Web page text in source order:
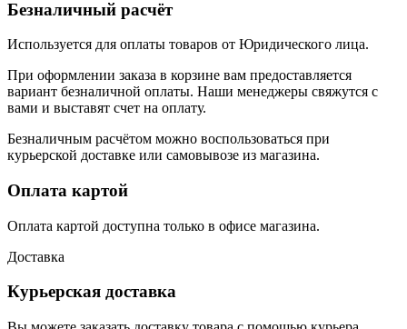
Безналичный расчёт
Используется для оплаты товаров от Юридического лица.
При оформлении заказа в корзине вам предоставляется
вариант безналичной оплаты. Наши менеджеры свяжутся с
вами и выставят счет на оплату.
Безналичным расчётом можно воспользоваться при
курьерской доставке или самовывозе из магазина.
Оплата картой
Оплата картой доступна только в офисе магазина.
Доставка
Курьерская доставка